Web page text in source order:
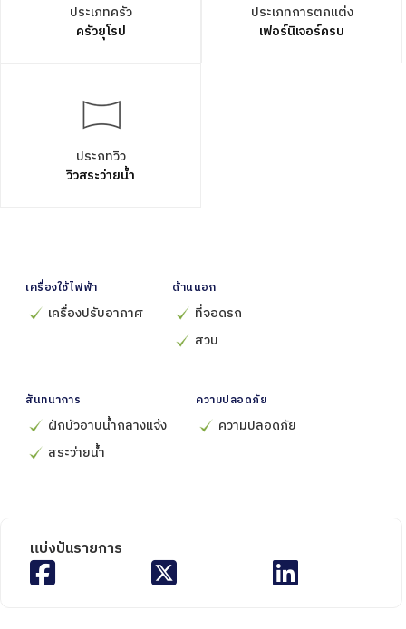
ประเภทครัว
ครัวยุโรป
ประเภทการตกแต่ง
เฟอร์นิเจอร์ครบ
ประภทวิว
วิวสระว่ายน้ำ
เครื่องใช้ไฟฟ้า
เครื่องปรับอากาศ
ด้านนอก
ที่จอดรถ
สวน
สันทนาการ
ฝักบัวอาบน้ำกลางแจ้ง
สระว่ายน้ำ
ความปลอดภัย
ความปลอดภัย
แบ่งปันรายการ